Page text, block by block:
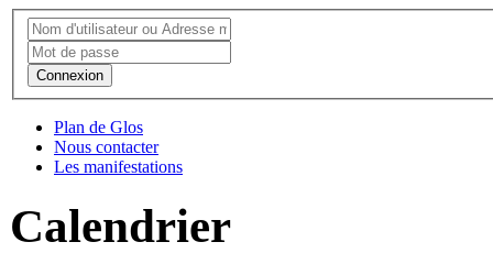
Connexion
Plan de Glos
Nous contacter
Les manifestations
Calendrier